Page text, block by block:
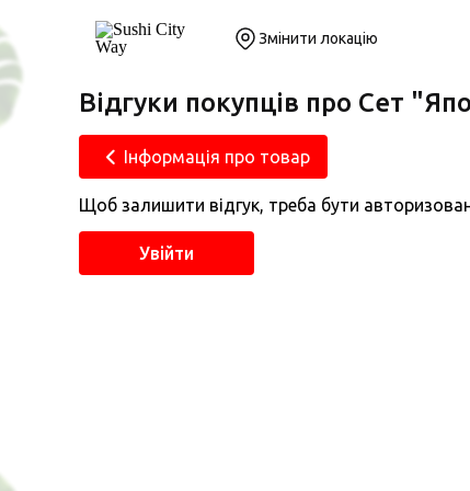
Змінити локацію
Відгуки покупців про Сет
Інформація про товар
Щоб залишити відгук, треба бути
Увійти